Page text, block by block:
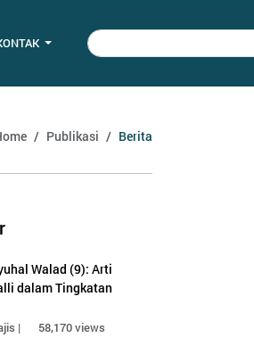
Publikasi Berita
Walad (9): Arti
dalam Tingkatan
| 58,170 views